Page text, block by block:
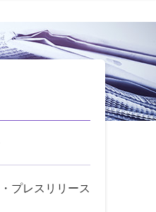
プレスリリース